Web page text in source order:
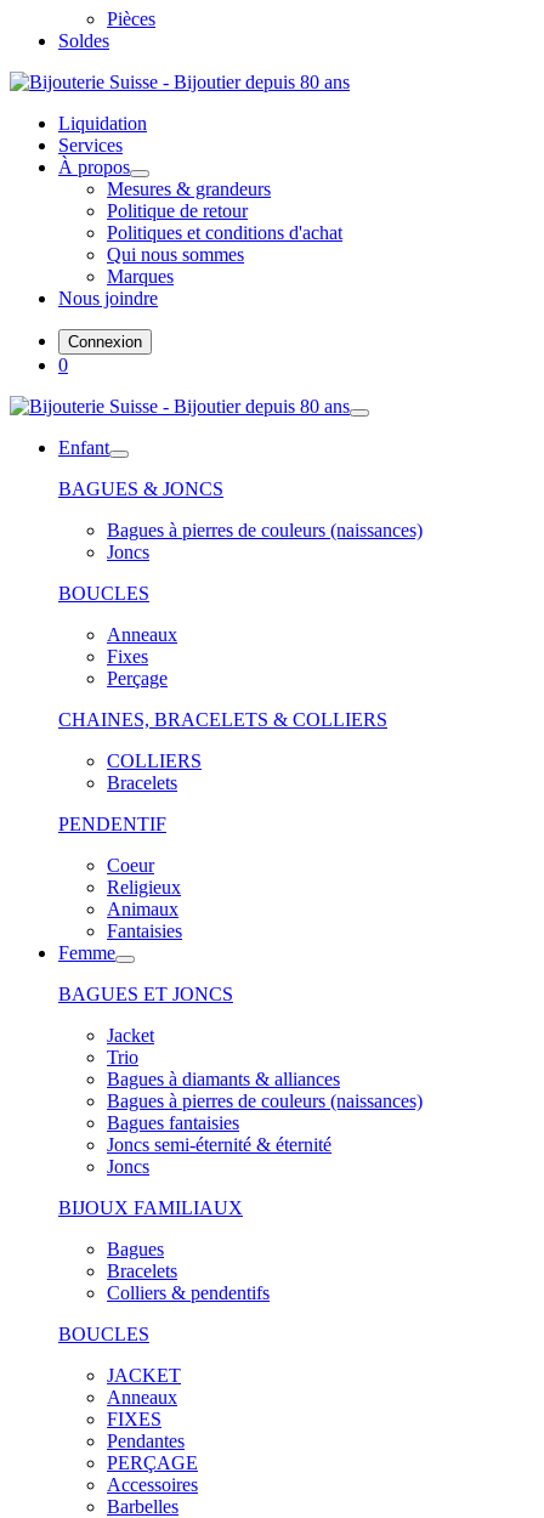
Pièces
Soldes
Liquidation
Services
À propos
Mesures & grandeurs
Politique de retour
Politiques et conditions d'achat
Qui nous sommes
Marques
Nous joindre
Connexion
0
Enfant
BAGUES & JONCS
Bagues à pierres de couleurs (naissances)
Joncs
BOUCLES
Anneaux
Fixes
Perçage
CHAINES, BRACELETS & COLLIERS
COLLIERS
Bracelets
PENDENTIF
Coeur
Religieux
Animaux
Fantaisies
Femme
BAGUES ET JONCS
Jacket
Trio
Bagues à diamants & alliances
Bagues à pierres de couleurs (naissances)
Bagues fantaisies
Joncs semi-éternité & éternité
Joncs
BIJOUX FAMILIAUX
Bagues
Bracelets
Colliers & pendentifs
BOUCLES
JACKET
Anneaux
FIXES
Pendantes
PERÇAGE
Accessoires
Barbelles